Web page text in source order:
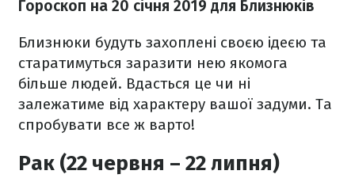
Гороскоп на 20 січня 2019 для Близнюків
Близнюки будуть захоплені своєю ідеєю та
старатимуться заразити нею якомога
більше людей. Вдасться це чи ні
залежатиме від характеру вашої задуми. Та
спробувати все ж варто!
Рак (22 червня – 22 липня)